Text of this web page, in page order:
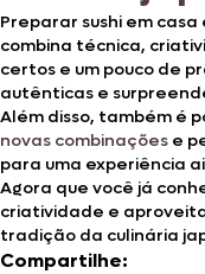
Preparar sushi em
combina técnica,
certos e um pouco de
autênticas e
Além disso, também é
novas combinações e
para uma experiência
Agora que você já
criatividade e
tradição da culinária
Compartilhe: